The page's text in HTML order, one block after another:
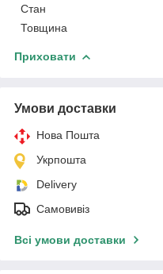
Стан
Товщина
Приховати
Умови доставки
Нова Пошта
Укрпошта
Delivery
Самовивіз
Всі умови доставки